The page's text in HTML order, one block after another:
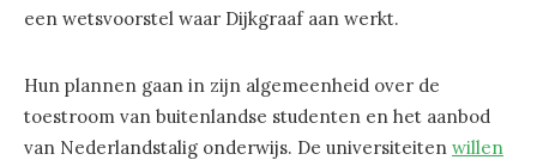
een wetsvoorstel waar Dijkgraaf aan werkt.
Hun plannen gaan in zijn algemeenheid over de
toestroom van buitenlandse studenten en het aanbod
van Nederlandstalig onderwijs. De universiteiten willen